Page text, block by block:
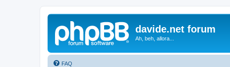
davide.net forum
Ah, beh, allora...
FAQ